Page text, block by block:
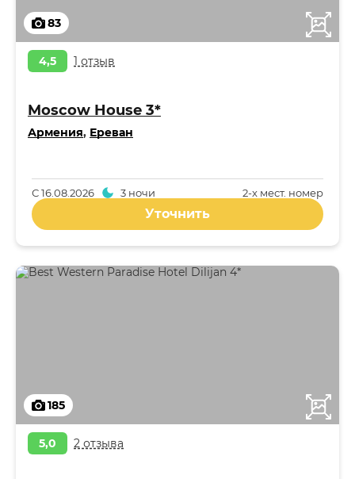
83
4,5 1 отзыв
Moscow House 3*
Армения, Ереван
2-x мест. номер
С16.08.2026 3 ночи
Уточнить
185
5,0 2 отзыва